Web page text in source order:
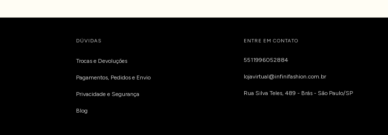
DÚVIDAS
Trocas e Devoluções
Pagamentos, Pedidos e Envio
Privacidade e Segurança
Blog
ENTRE EM CONTATO
5511996052884
lojavirtual@infinifashion.com.br
Rua Silva Teles, 489 - Brás - São Paulo/SP